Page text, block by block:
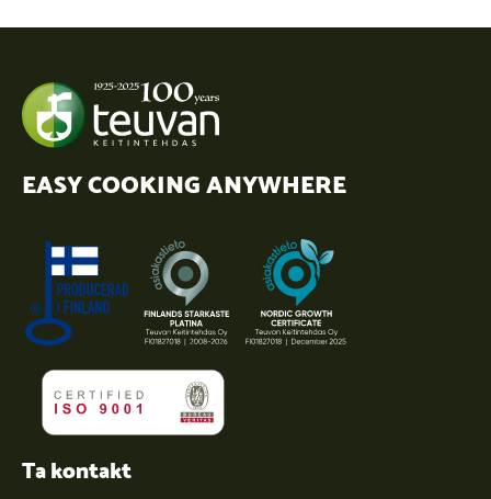
EASY COOKING ANYWHERE
Ta kontakt